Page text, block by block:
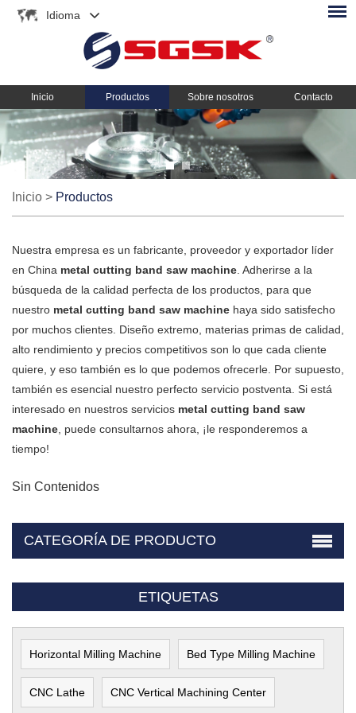
Idioma
Inicio Productos Sobre nosotros Contacto
Inicio > Productos
Nuestra empresa es un fabricante, proveedor y exportador líder
en China metal cutting band saw machine . Adherirse a la
búsqueda de la calidad perfecta de los productos, para que
nuestro metal cutting band saw machine haya sido satisfecho
por muchos clientes. Diseño extremo, materias primas de calidad,
alto rendimiento y precios competitivos son lo que cada cliente
quiere, y eso también es lo que podemos ofrecerle. Por supuesto,
también es esencial nuestro perfecto servicio postventa. Si está
interesado en nuestros servicios metal cutting band saw
machine , puede consultarnos ahora, ¡le responderemos a
tiempo!
Sin Contenidos
CATEGORÍA DE PRODUCTO
ETIQUETAS
Horizontal Milling Machine Bed Type Milling Machine
CNC Lathe CNC Vertical Machining Center